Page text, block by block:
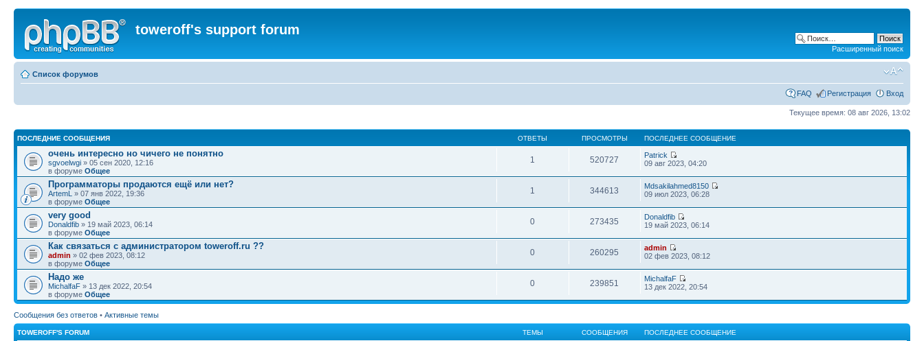
toweroff's support forum
Расширенный поиск
Список форумов
FAQ Регистрация Вход
Текущее время: 08 авг 2026, 13:02
ПОСЛЕДНИЕ СООБЩЕНИЯ ОТВЕТЫ ПРОСМОТРЫ ПОСЛЕДНЕЕ СООБЩЕНИЕ
очень интересно но чичего не понятно
sgvoelwgi » 05 сен 2020, 12:16
в форуме Общее
1 520727
Patrick
09 авг 2023, 04:20
Программаторы продаются ещё или нет?
ArtemL » 07 янв 2022, 19:36
в форуме Общее
1 344613
Mdsakilahmed8150
09 июл 2023, 06:28
very good
Donaldfib » 19 май 2023, 06:14
в форуме Общее
0 273435
Donaldfib
19 май 2023, 06:14
Как связаться с администратором toweroff.ru ??
admin » 02 фев 2023, 08:12
в форуме Общее
0 260295
admin
02 фев 2023, 08:12
Надо же
MichalfaF » 13 дек 2022, 20:54
в форуме Общее
0 239851
MichalfaF
13 дек 2022, 20:54
Сообщения без ответов • Активные темы
TOWEROFF'S FORUM ТЕМЫ СООБЩЕНИЯ ПОСЛЕДНЕЕ СООБЩЕНИЕ